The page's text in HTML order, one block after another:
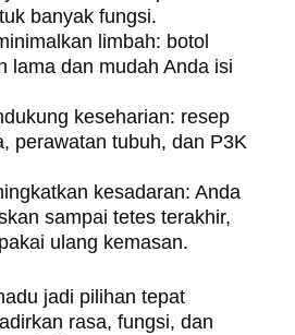
banyak fungsi.
limbah: botol
lama dan mudah Anda isi
keseharian: resep
perawatan tubuh, dan P3K
kesadaran: Anda
sampai tetes terakhir,
ulang kemasan.
jadi pilihan tepat
rasa, fungsi, dan